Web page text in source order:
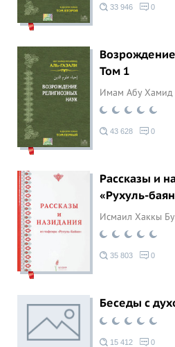
33 946 0
Том 1
Имам Абу Хамид
43 628 0
Рассказы и
«Рухуль-
Исмаил Хаккы
35 803 0
Беседы с
15 412 0